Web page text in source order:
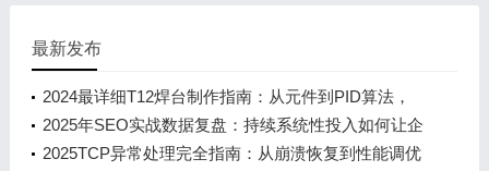
最新发布
2024最详细T12焊台制作指南：从元件到PID算法，
新手也能看懂的STM32实战教程
2025年SEO实战数据复盘：持续系统性投入如何让企
业站排名稳增120%
2025TCP异常处理完全指南：从崩溃恢复到性能调优